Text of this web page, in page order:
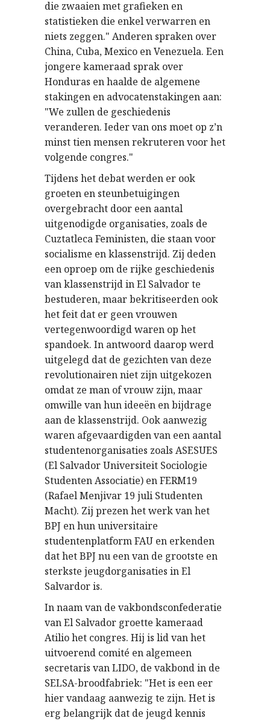
die zwaaien met grafieken en
statistieken die enkel verwarren en
niets zeggen." Anderen spraken over
China, Cuba, Mexico en Venezuela. Een
jongere kameraad sprak over
Honduras en haalde de algemene
stakingen en advocatenstakingen aan:
"We zullen de geschiedenis
veranderen. Ieder van ons moet op z’n
minst tien mensen rekruteren voor het
volgende congres."
Tijdens het debat werden er ook
groeten en steunbetuigingen
overgebracht door een aantal
uitgenodigde organisaties, zoals de
Cuztatleca Feministen, die staan voor
socialisme en klassenstrijd. Zij deden
een oproep om de rijke geschiedenis
van klassenstrijd in El Salvador te
bestuderen, maar bekritiseerden ook
het feit dat er geen vrouwen
vertegenwoordigd waren op het
spandoek. In antwoord daarop werd
uitgelegd dat de gezichten van deze
revolutionairen niet zijn uitgekozen
omdat ze man of vrouw zijn, maar
omwille van hun ideeën en bijdrage
aan de klassenstrijd. Ook aanwezig
waren afgevaardigden van een aantal
studentenorganisaties zoals ASESUES
(El Salvador Universiteit Sociologie
Studenten Associatie) en FERM19
(Rafael Menjivar 19 juli Studenten
Macht). Zij prezen het werk van het
BPJ en hun universitaire
studentenplatform FAU en erkenden
dat het BPJ nu een van de grootste en
sterkste jeugdorganisaties in El
Salvardor is.
In naam van de vakbondsconfederatie
van El Salvador groette kameraad
Atilio het congres. Hij is lid van het
uitvoerend comité en algemeen
secretaris van LIDO, de vakbond in de
SELSA-broodfabriek: "Het is een eer
hier vandaag aanwezig te zijn. Het is
erg belangrijk dat de jeugd kennis